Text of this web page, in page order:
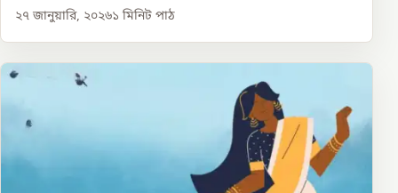
২৭ জানুয়ারি, ২০২৬১ মিনিট পাঠ